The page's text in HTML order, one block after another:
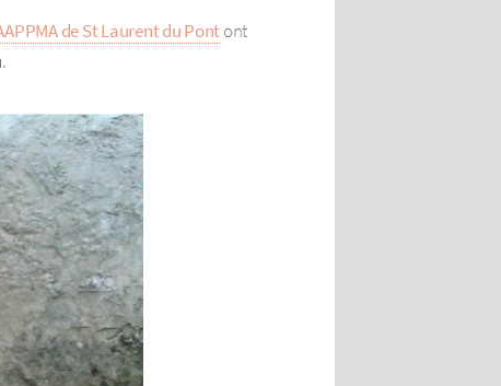
de St Laurent du Pontont
.